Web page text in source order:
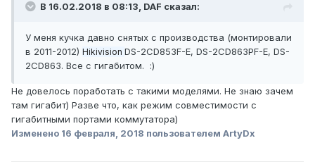
В 16.02.2018 в 08:13, DAF сказал:
У меня кучка давно снятых с производства (монтировали
в 2011-2012) Hikivision DS-2CD853F-E, DS-2CD863PF-E, DS-
2CD863. Все с гигабитом. :)
Не довелось поработать с такими моделями. Не знаю зачем
там гигабит) Разве что, как режим совместимости с
гигабитными портами коммутатора)
Изменено 16 февраля, 2018 пользователем ArtyDx